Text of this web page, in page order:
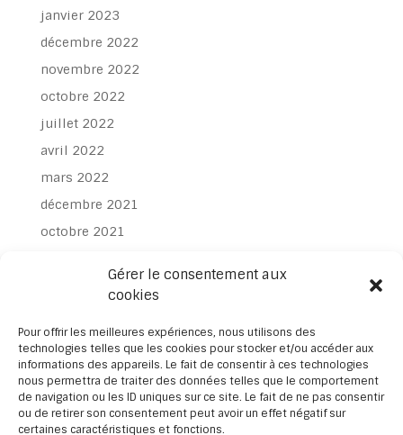
Gérer le consentement aux
cookies
Pour offrir les meilleures expériences, nous utilisons des
technologies telles que les cookies pour stocker et/ou accéder aux
informations des appareils. Le fait de consentir à ces technologies
nous permettra de traiter des données telles que le comportement
de navigation ou les ID uniques sur ce site. Le fait de ne pas consentir
ou de retirer son consentement peut avoir un effet négatif sur
certaines caractéristiques et fonctions.
janvier 2023
décembre 2022
novembre 2022
octobre 2022
juillet 2022
avril 2022
mars 2022
décembre 2021
octobre 2021
mars 2021
février 2021
janvier 2021
novembre 2020